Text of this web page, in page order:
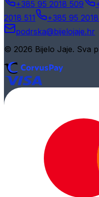
+385 95 2018 509
2018 511
+385 95
podrska@bijelojaje.hr
© 2026 Bijelo Jaje. Sva